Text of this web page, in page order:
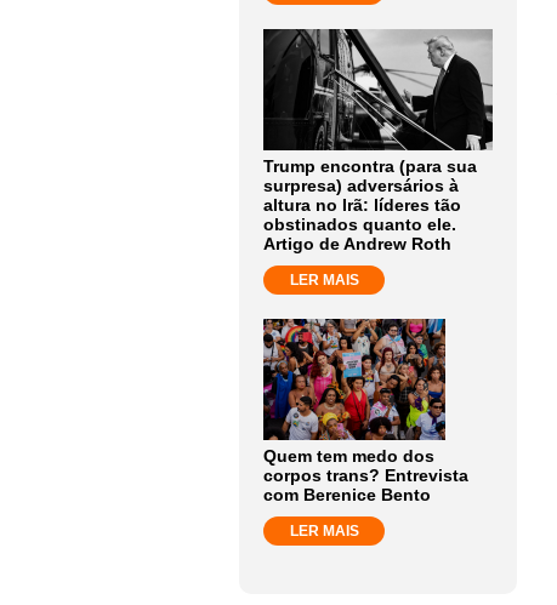
Trump encontra (para sua
surpresa) adversários à
altura no Irã: líderes tão
obstinados quanto ele.
Artigo de Andrew Roth
LER MAIS
Quem tem medo dos
corpos trans? Entrevista
com Berenice Bento
LER MAIS